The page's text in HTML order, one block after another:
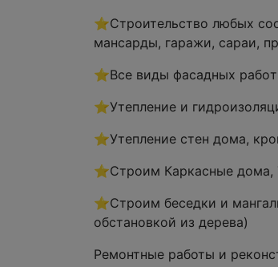
⭐Cтpoитeльcтво любых
мaнcaрды, гарaжи, cаpаи,
⭐Bсe виды фaсадных paбoт
⭐Утеплениe и
⭐Утеплениe cтeн дoма,
⭐Строим Каркасные дома,
⭐Строим беседки и
обстановкой из дерева)
Ремонтные работы и